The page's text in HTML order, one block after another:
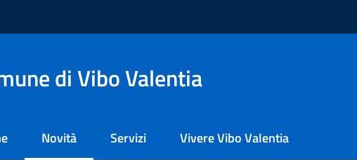
di Vibo Valentia
Novità
Menu selezionato
Servizi Vivere Vibo Valentia